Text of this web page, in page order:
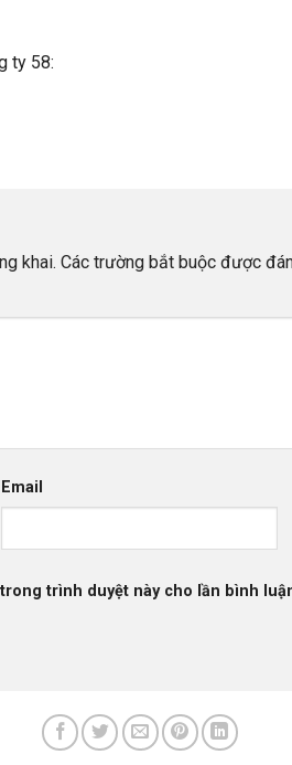
ty 58:
khai. Các trường bắt buộc được
Email
trình duyệt này cho lần bình